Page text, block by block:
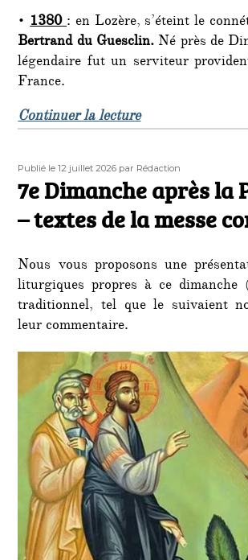
•1380 : en Lozère, s’éteint le
Bertrand du Guesclin.Né près de
légendaire fut un serviteur
France.
Continuer la lecturede « C’était un
Publié
Publié le 12 juillet 2026 Auteur
par Rédaction
7e Dimanche après la
– textes de la messe
Nous vous proposons une
liturgiques propres à ce dimanche
traditionnel, tel que le suivaient
leur commentaire.